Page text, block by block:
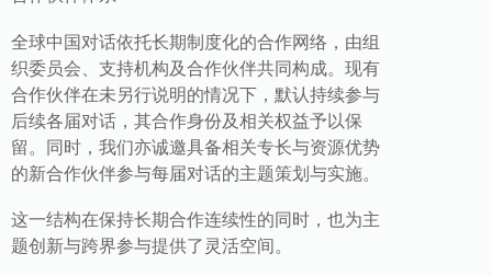
全球中国对话依托长期制度化的合作网络，由组
织委员会、支持机构及合作伙伴共同构成。现有
合作伙伴在未另行说明的情况下，默认持续参与
后续各届对话，其合作身份及相关权益予以保
留。同时，我们亦诚邀具备相关专长与资源优势
的新合作伙伴参与每届对话的主题策划与实施。
这一结构在保持长期合作连续性的同时，也为主
题创新与跨界参与提供了灵活空间。